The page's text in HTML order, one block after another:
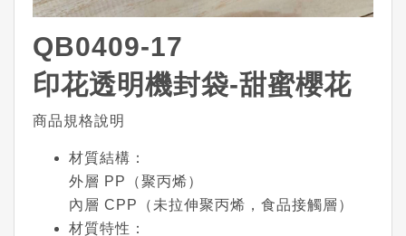
QB0409-17
印花透明機封袋-甜蜜櫻花
商品規格說明
材質結構 ：
外層 PP（聚丙烯）
內層 CPP（未拉伸聚丙烯，食品接觸層）
材質特性 ：